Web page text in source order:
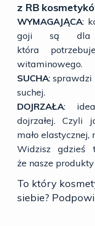
z RB
WYMAGAJĄCA:
goji są dla
która
witaminowego.
SUCHA:
suchej.
DOJRZAŁA:
dojrzałej. Czyli
mało
Widzisz gdzieś
że nasze
To który
siebie?